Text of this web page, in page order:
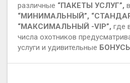
различные “ПАКЕТЫ УСЛУГ”,
“МИНИМАЛЬНЫЙ”,
“МАКСИМАЛЬНЫЙ -VIP”, где
числа охотников
услуги и удивительные